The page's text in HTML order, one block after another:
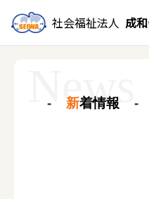
社会福祉法人 成
新着情報